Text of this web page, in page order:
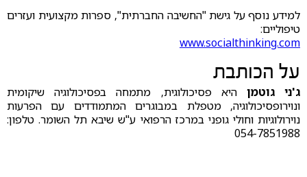
למידע נוסף על גישת "החשיבה החברתית", ספרות מקצועית ועזרים
טיפוליים:
www.socialthinking.com
על הכותבת
ג'ני גוטמן היא פסיכולוגית, מתמחה בפסיכולוגיה שיקומית
ונוירופסיכולוגיה, מטפלת במבוגרים המתמודדים עם הפרעות
נוירולוגיות וחולי גופני במרכז הרפואי ע"ש שיבא תל השומר. טלפון:
054-7851988